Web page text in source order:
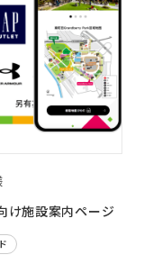
け施設案内ページ